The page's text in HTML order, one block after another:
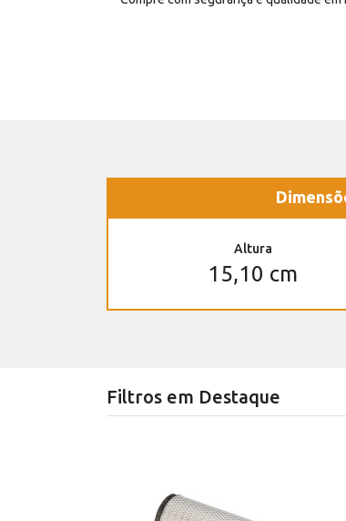
Altura
15,10 cm
Filtros em Destaque